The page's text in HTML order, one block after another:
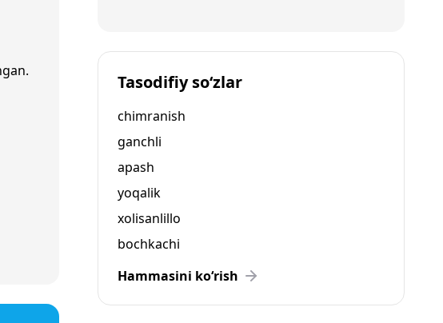
Tasodifiy so‘zlar
chimranish
ganchli
apash
yoqalik
xolisanlillo
bochkachi
Hammasini ko‘rish